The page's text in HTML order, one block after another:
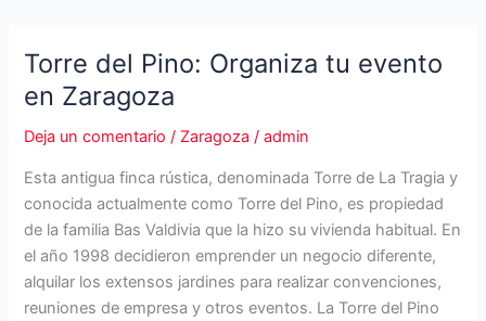
Torre del Pino: Organiza tu evento
en Zaragoza
Deja un comentario / Zaragoza /admin
Esta antigua finca rústica, denominada Torre de La Tragia y
conocida actualmente como Torre del Pino, es propiedad
de la familia Bas Valdivia que la hizo su vivienda habitual. En
el año 1998 decidieron emprender un negocio diferente,
alquilar los extensos jardines para realizar convenciones,
reuniones de empresa y otros eventos. La Torre del Pino